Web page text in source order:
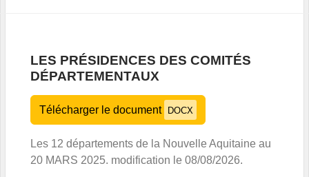
LES PRÉSIDENCES DES COMITÉS
DÉPARTEMENTAUX
Télécharger le document DOCX
Les 12 départements de la Nouvelle Aquitaine au
20 MARS 2025. modification le 08/08/2026.